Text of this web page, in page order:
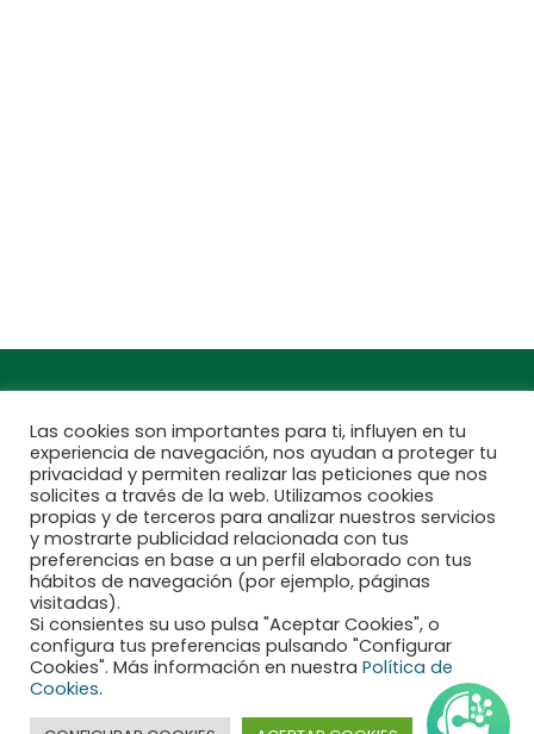
Financiado por la Unión Europea - NextGenerationEU
Las cookies son importantes para ti, influyen en tu
experiencia de navegación, nos ayudan a proteger tu
privacidad y permiten realizar las peticiones que nos
solicites a través de la web. Utilizamos cookies
propias y de terceros para analizar nuestros servicios
y mostrarte publicidad relacionada con tus
preferencias en base a un perfil elaborado con tus
hábitos de navegación (por ejemplo, páginas
visitadas).
Si consientes su uso pulsa "Aceptar Cookies", o
configura tus preferencias pulsando "Configurar
Cookies". Más información en nuestra Política de
Cookies.